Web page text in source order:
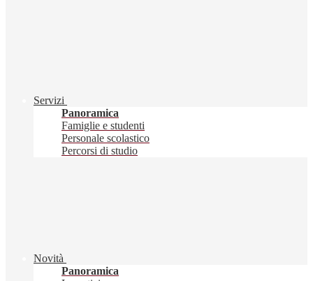
Servizi
Panoramica
Famiglie e studenti
Personale scolastico
Percorsi di studio
Novità
Panoramica